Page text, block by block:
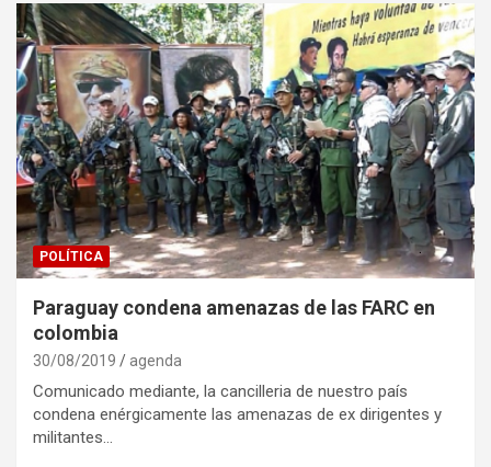
POLÍTICA
Paraguay condena amenazas de las FARC en
colombia
30/08/2019 agenda
Comunicado mediante, la cancilleria de nuestro país
condena enérgicamente las amenazas de ex dirigentes y
militantes…